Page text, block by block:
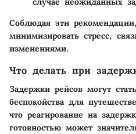
Соблюдая эти
минимизировать стресс,
изменениями.
Что делать при
Задержки рейсов могут
беспокойства для
что реагирование на
готовностью может